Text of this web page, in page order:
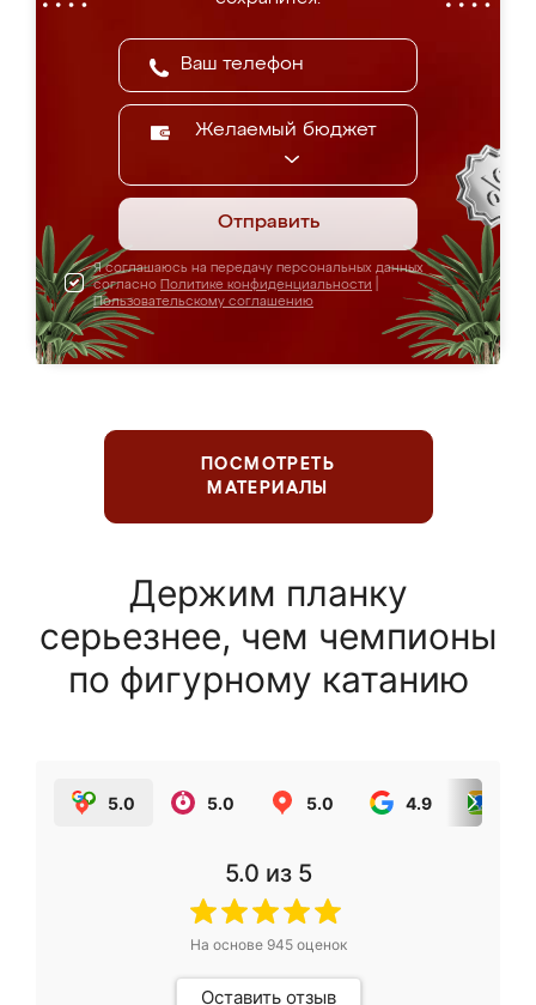
Желаемый бюджет
Отправить
Я соглашаюсь на передачу персональных данных
согласно Политике конфиденциальности
Пользовательскому соглашению
ПОСМОТРЕТЬ
МАТЕРИАЛЫ
Держим планку
серьезнее, чем чемпионы
по фигурному катанию
5.0 5.0 5.0 4.9
5.0 из 5
На основе 945оценок
Оставить отзыв